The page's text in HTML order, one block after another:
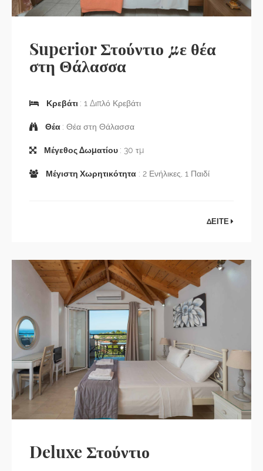
Superior Στούντιο με θέα
στη Θάλασσα
Κρεβάτι : 1 Διπλό Κρεβάτι
Θέα : Θέα στη Θάλασσα
Μέγεθος Δωματίου : 30 τμ
Μέγιστη Χωρητικότητα : 2 Ενήλικες, 1 Παιδί
ΔΕΙΤΕ
Deluxe Στούντιο